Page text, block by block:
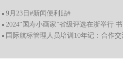
9月23日#新闻便利贴#
国际航标管理人员培训10年记：合作